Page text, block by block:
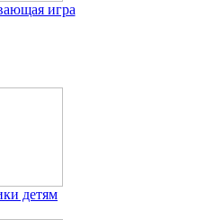
игра
детям